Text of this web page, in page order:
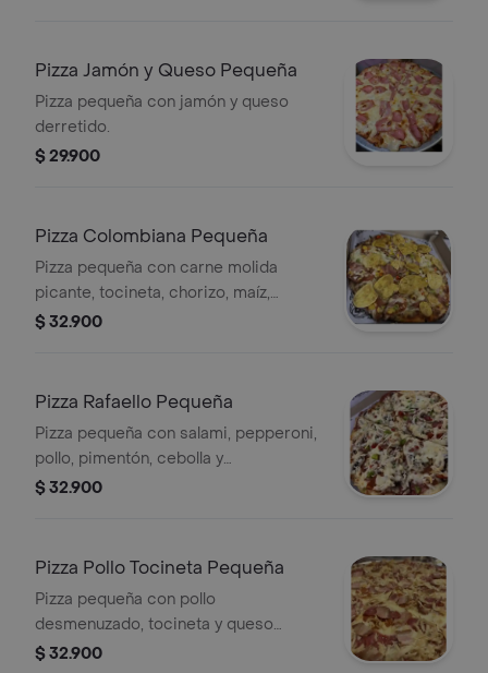
Pizza Jamón y Queso Pequeña
Pizza pequeña con jamón y queso
derretido.
$ 29.900
Pizza Colombiana Pequeña
Pizza pequeña con carne molida
picante, tocineta, chorizo, maíz,
cebolla, pimentón y platanitos.
$ 32.900
Pizza Rafaello Pequeña
Pizza pequeña con salami, pepperoni,
pollo, pimentón, cebolla y
champiñones.
$ 32.900
Pizza Pollo Tocineta Pequeña
Pizza pequeña con pollo
desmenuzado, tocineta y queso
fundido.
$ 32.900